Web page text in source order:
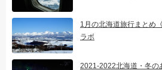
1月の北海道旅行まとめ
ラボ
2021-2022北海道・冬の